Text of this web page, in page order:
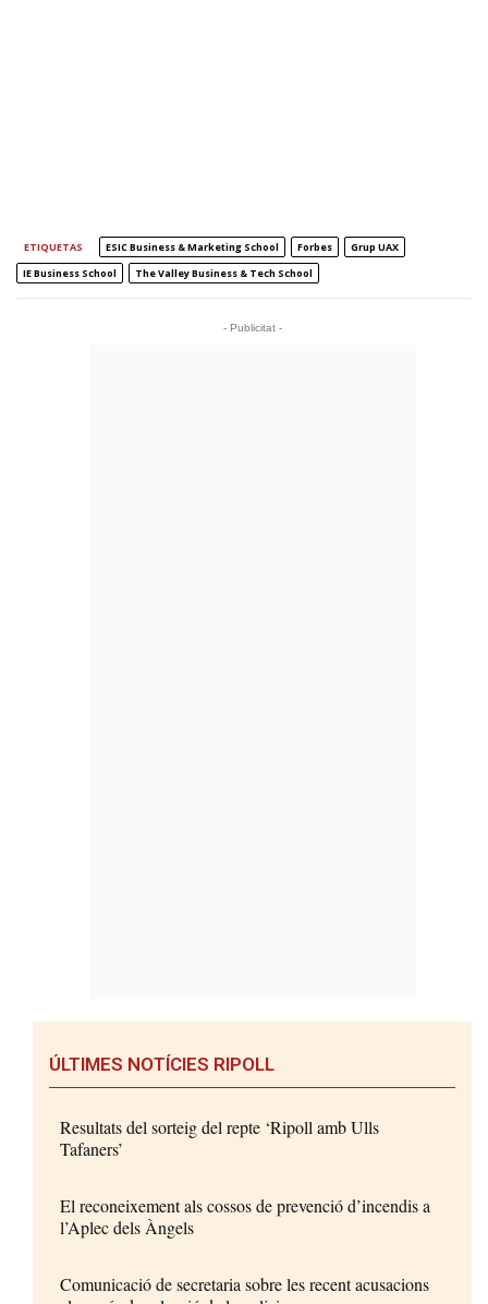
ETIQUETAS ESIC Business & Marketing School Forbes
Grup UAX
IE Business School
The Valley Business & Tech School
- Publicitat -
ÚLTIMES NOTÍCIES RIPOLL
Resultats del sorteig del repte ‘Ripoll amb Ulls
Tafaners’
El reconeixement als cossos de prevenció d’incendis a
l’Aplec dels Àngels
Comunicació de secretaria sobre les recent acusacions